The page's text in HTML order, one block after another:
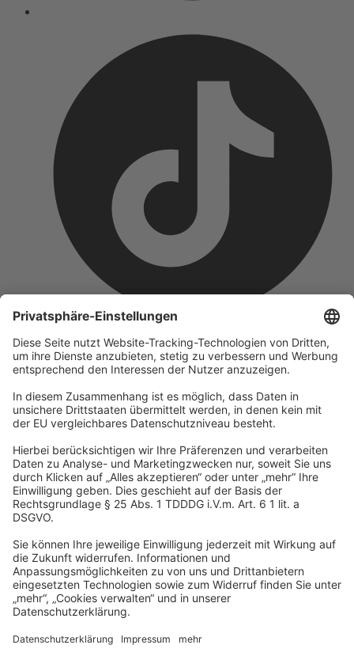
Unternehmen
Wir sind Teil der REWE Group und ihrer Touristiksparte
DERTOUR Group. Damit gehören wir zu einer der größten
touristischen Unternehmensgruppen in Europa.
© 2026A-ROSA Hotels
Presse
Datenschutz